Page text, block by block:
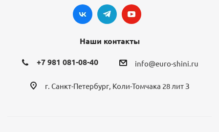
Наши контакты
+7 981 081-08-40 info@euro-shini.ru
г. Санкт-Петербург, Коли-Томчака 28 лит З